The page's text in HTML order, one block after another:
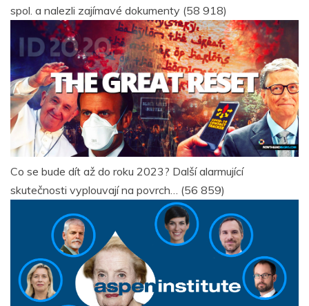
spol. a nalezli zajímavé dokumenty (58 918)
Co se bude dít až do roku 2023? Další alarmující
skutečnosti vyplouvají na povrch… (56 859)